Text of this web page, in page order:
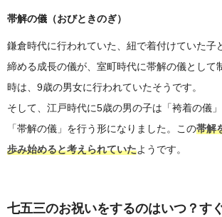
帯解の儀（おびときのぎ）
鎌倉時代に行われていた、紐で着付けていた子
締める成長の儀が、室町時代に帯解の儀として
時は、9歳の男女に行われていたそうです。
そして、江戸時代に5歳の男の子は「袴着の儀
「帯解の儀」を行う形になりました。この帯解
歩み始めると考えられていたようです。
七五三のお祝いをするのはいつ？す